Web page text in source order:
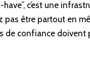
c’est une
pas être partout en
de confiance doivent